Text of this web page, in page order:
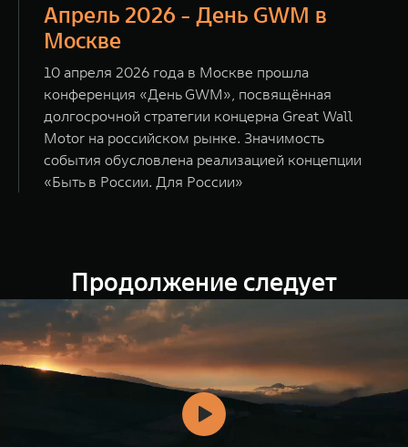
Апрель 2026 - День GWM в
Москве
10 апреля 2026 года в Москве прошла
конференция «День GWM», посвящённая
долгосрочной стратегии концерна Great Wall
Motor на российском рынке. Значимость
события обусловлена реализацией концепции
«Быть в России. Для России»
Продолжение следует